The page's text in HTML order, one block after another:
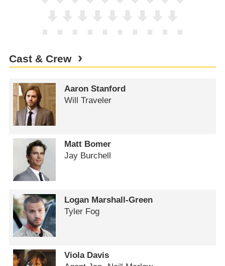
Cast & Crew
Aaron Stanford
Will Traveler
Matt Bomer
Jay Burchell
Logan Marshall-Green
Tyler Fog
Viola Davis